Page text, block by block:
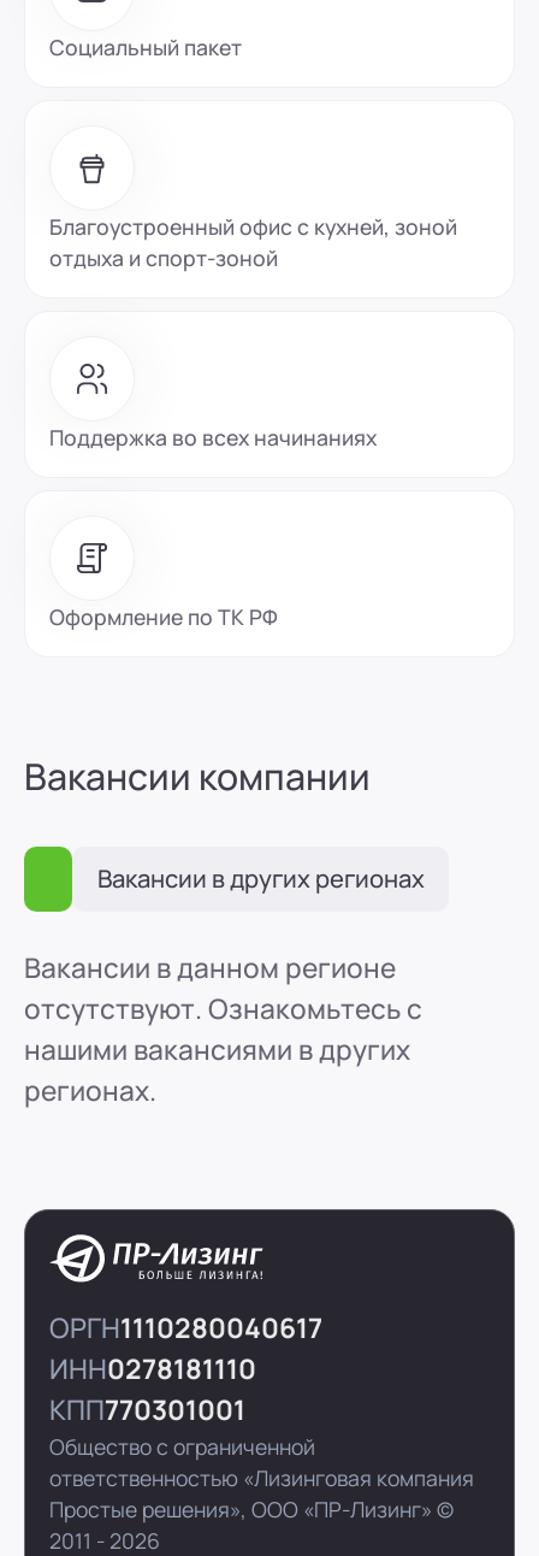
Социальный пакет
Благоустроенный офис с кухней, зоной
отдыха и спорт-зоной
Поддержка во всех начинаниях
Оформление по ТК РФ
Вакансии компании
Вакансии в других регионах
Вакансии в данном регионе
отсутствуют. Ознакомьтесь с
нашими вакансиями в других
регионах.
ОРГН1110280040617
ИНН0278181110
КПП770301001
Общество с ограниченной
ответственностью «Лизинговая компания
Простые решения»,ООО «ПР-Лизинг» ©
2011 - 2026